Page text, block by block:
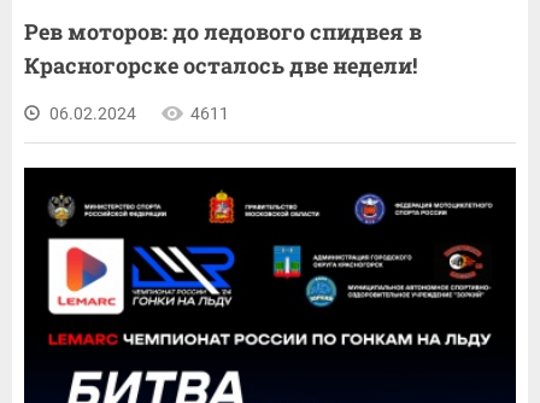
Рев моторов: до ледового спидвея в
Красногорске осталось две недели!
06.02.2024 4611